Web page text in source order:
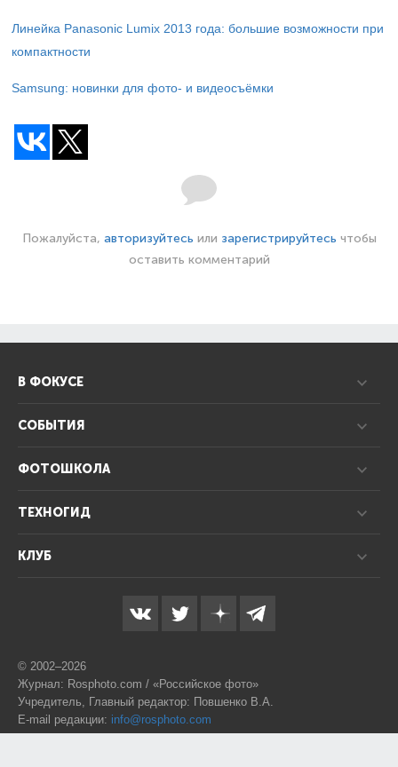
Линейка Panasonic Lumix 2013 года: большие возможности при
компактности
Samsung: новинки для фото- и видеосъёмки
Пожалуйста, авторизуйтесь или зарегистрируйтесь чтобы
оставить комментарий
В ФОКУСЕ
СОБЫТИЯ
ФОТОШКОЛА
ТЕХНОГИД
КЛУБ
© 2002–2026
Журнал: Rosphoto.com / «Российское фото»
Учредитель, Главный редактор: Повшенко В.А.
E-mail редакции: info@rosphoto.com